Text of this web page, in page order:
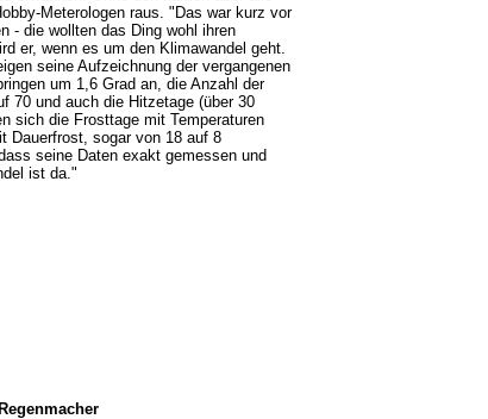
Meterologen raus. "Das war kurz vor
- die wollten das Ding wohl ihren
er, wenn es um den Klimawandel geht.
seine Aufzeichnung der vergangenen
um 1,6 Grad an, die Anzahl der
70 und auch die Hitzetage (über 30
sich die Frosttage mit Temperaturen
Dauerfrost, sogar von 18 auf 8
seine Daten exakt gemessen und
ist da."